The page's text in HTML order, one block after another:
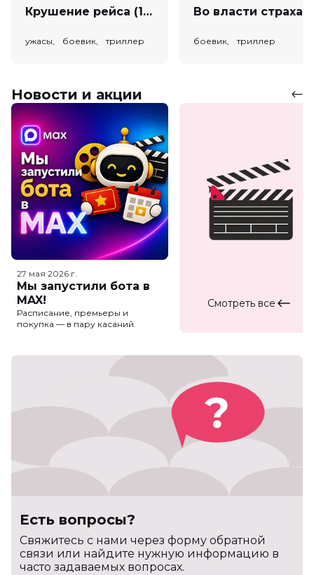
Крушение рейса (18+)
ужасы, боевик, триллер боевик, триллер
Новости и акции
27 мая 2026 г.
Мы запустили бота в
MAX!
Расписание, премьеры и
покупка — в пару касаний.
Смотреть все
Есть вопросы?
Cвяжитесь с нами через форму обратной
связи или найдите нужную информацию в
часто задаваемых вопросах.